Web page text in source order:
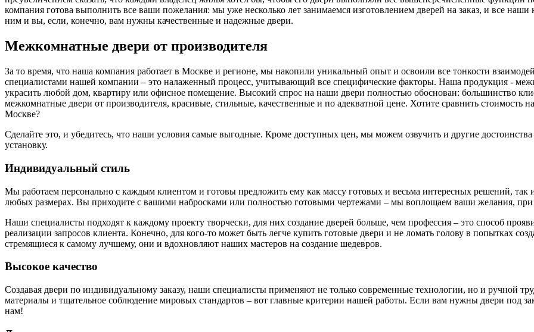
компания готова выполнить все ваши пожелания: мы уже несколько лет занимаемся изготовлением дверей на заказ, и все
ним и вы, если, конечно, вам нужны качественные и надежные двери.
Межкомнатные двери от производителя
За то время, что наша компания работает в Москве и регионе, мы накопили уникальный опыт и освоили все тонкости
специалистами нашей компании – это налаженный процесс, учитывающий все специфические факторы. Наша продукция -
украсить любой дом, квартиру или офисное помещение. Высокий спрос на наши двери полностью обоснован: большинство
межкомнатные двери от производителя, красивые, стильные, качественные и по адекватной цене. Хотите сравнить
Москве?
Сделайте это, и убедитесь, что наши условия самые выгодные. Кроме доступных цен, мы можем озвучить и другие
установку.
Индивидуальный стиль
Мы работаем персонально с каждым клиентом и готовы предложить ему как массу готовых и весьма интересных решений, так
любых размерах. Вы приходите с вашими набросками или полностью готовыми чертежами – мы воплощаем ваши желания, при
Наши специалисты подходят к каждому проекту творчески, для них создание дверей больше, чем профессия – это способ
реализации запросов клиента. Конечно, для кого-то может быть легче купить готовые двери и не ломать голову в попытках
стремящиеся к самому лучшему, они и вдохновляют наших мастеров на создание шедевров.
Высокое качество
Создавая двери по индивидуальному заказу, наши специалисты применяют не только современные технологии, но и ручной
материалы и тщательное соблюдение мировых стандартов – вот главные критерии нашей работы. Если вам нужны двери под
нам!